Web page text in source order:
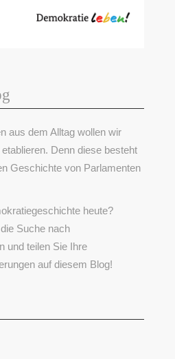
aus dem Alltag wollen wir
Denn diese besteht
Geschichte von Parlamenten
heute?
Suche nach
und teilen Sie Ihre
auf diesem Blog!